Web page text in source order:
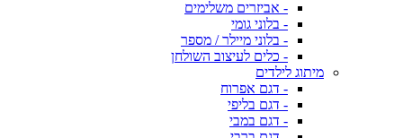
- אביזרים משלימים
- בלוני גומי
- בלוני מיילר / מספר
- כלים לעיצוב השולחן
מיתוג לילדים
- דגם אפרוח
- דגם בליפי
- דגם במבי